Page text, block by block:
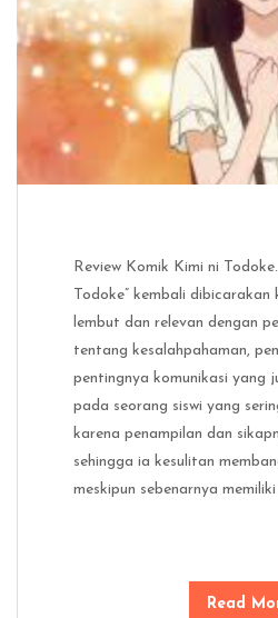
Review Komik Kimi ni
Todoke” kembali dibicarakan
lembut dan relevan dengan
tentang kesalahpahaman,
pentingnya komunikasi yang
pada seorang siswi yang
karena penampilan dan
sehingga ia kesulitan
meskipun sebenarnya
Read